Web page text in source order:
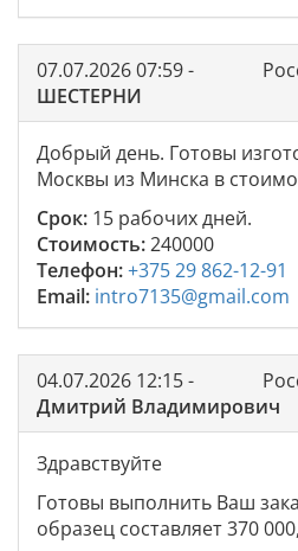
07.07.2026 07:59 -
ШЕСТЕРНИ
Добрый день. Готовы
Москвы из Минска в
Срок: 15 рабочих дней.
Стоимость:240000
Телефон:+375 29 862-12-91
Email: intro7135@gmail.com
04.07.2026 12:15 -
Дмитрий Владимирович
Здравствуйте
Готовы выполнить Ваш
образец составляет 370